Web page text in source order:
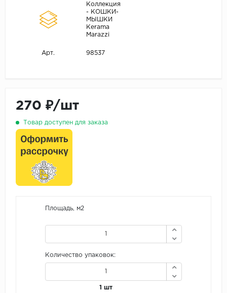
Коллекция
- КОШКИ-
МЫШКИ
Kerama
Marazzi
Арт. 98537
270 ₽/шт
Товар доступен для заказа
Площадь, м2
Количество упаковок:
1 шт